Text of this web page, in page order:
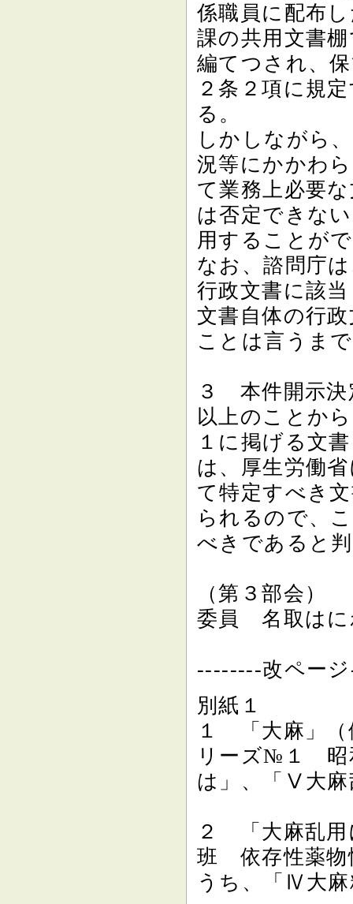
係職員に配布
課の共用文書
編てつされ、
２条２項に規
る。
しかしながら
況等にかかわ
て業務上必要
は否定できな
用することが
なお、諮問庁
行政文書に該
文書自体の行
ことは言うま
３ 本件開示決
以上のことか
１に掲げる文
は、厚生労働
て特定すべき
られるので、
べきであると
（第３部会）
委員 名取は
--------改ペー
別紙１
１ 「大麻」（
リーズ№１ 昭
は」、「Ⅴ大麻
２ 「大麻乱用
班 依存性薬物
うち、「Ⅳ大